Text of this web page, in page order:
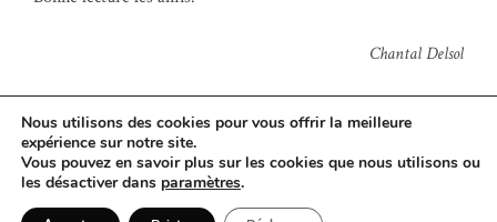
Chantal Delsol
© Copyright 2022Chantal Del Sol·Contactez-moi·Mentions
Légales
Nous utilisons des cookies pour vous offrir la meilleure
expérience sur notre site.
Vous pouvez en savoir plus sur les cookies que nous utilisons ou
les désactiver dans paramètres.